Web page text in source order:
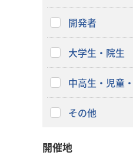
開発者
大学生・院生
中高生・児童
その他
開催地